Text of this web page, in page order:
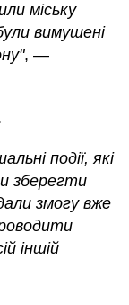
міську
вимушені
, —
події, які
зберегти
змогу вже
іншій